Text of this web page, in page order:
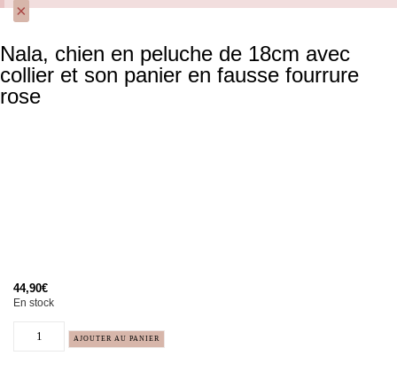
×
Nala, chien en peluche de 18cm avec
collier et son panier en fausse fourrure
rose
44,90€
En stock
AJOUTER AU PANIER